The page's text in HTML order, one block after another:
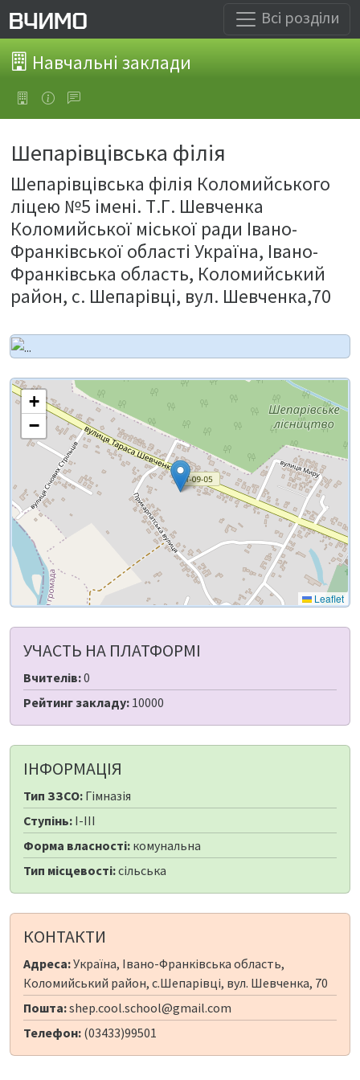
Всі розділи
Навчальні заклади
Шепарівцівська філія
Шепарівцівська філія Коломийського
ліцею №5 імені. Т.Г. Шевченка
Коломийської міської ради Івано-
Франківської області Україна, Івано-
Франківська область, Коломийський
район, с. Шепарівці, вул. Шевченка,70
+
−
Leaflet
УЧАСТЬ НА ПЛАТФОРМІ
Вчителів:0
Рейтинг закладу: 10000
ІНФОРМАЦІЯ
Тип ЗЗСО: Гімназія
Ступінь: I-III
Форма власності: комунальна
Тип місцевості:сільська
КОНТАКТИ
Адреса:Україна, Івано-Франківська область,
Коломийський район, с.Шепарівці, вул. Шевченка, 70
Пошта:shep.cool.school@gmail.com
Телефон: (03433)99501